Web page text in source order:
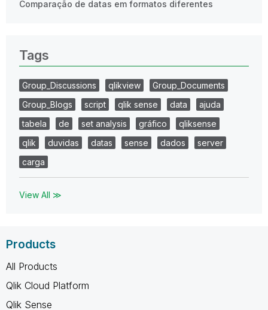
Comparação de datas em formatos diferentes
Tags
Group_Discussions qlikview
Group_Documents
Group_Blogs
script qlik sense data
ajuda
tabela
de set analysis gráfico
qliksense
qlik
duvidas datas sense dados
server
carga
View All ≫
Products
All Products
Qlik Cloud Platform
Qlik Sense